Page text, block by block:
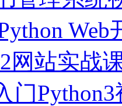
网站实战
门